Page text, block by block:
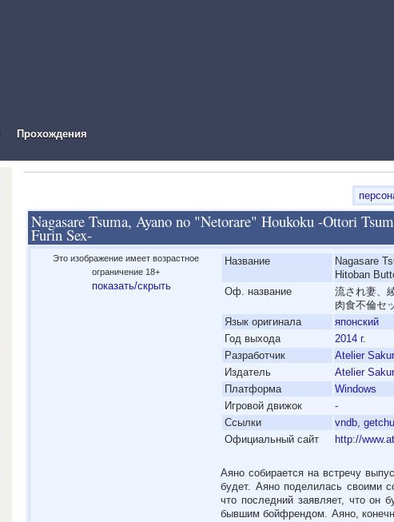
Прохождения
Nagasare Tsuma, Ayano no "Netorare" Houkoku -Ottori
Furin Sex-
Это изображение имеет возрастное
ограничение 18+
показать/скрыть
Название
Nagasare
Hitoban
Оф. название
流され妻、
肉食不倫セ
Язык оригинала
японский
Год выхода
2014 г.
Разработчик
Atelier
Издатель
Atelier
Платформа
Windows
Игровой движок
-
Ссылки vndb, getchu
Официальный сайт http://
Аяно собирается на встречу
будет. Аяно поделилась своими
что последний заявляет, что он
бывшим бойфрендом. Аяно,